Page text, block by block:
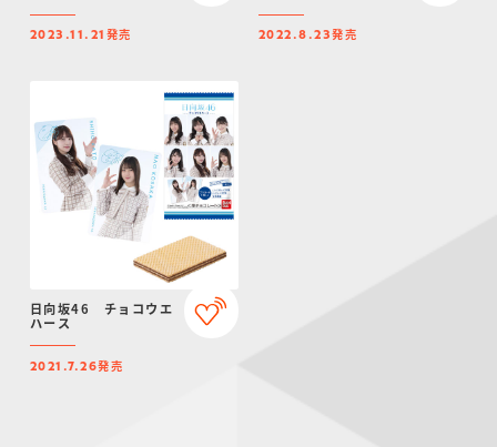
2023.11.21 発売 2022.8.23発売
日向坂46 チョコウエ
ハース
2021.7.26発売